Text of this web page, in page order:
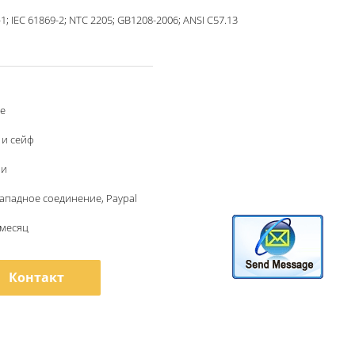
IEC 61869-2; NTC 2205; GB1208-2006; ANSI C57.13
сейф
соединение, Paypal
Контакт